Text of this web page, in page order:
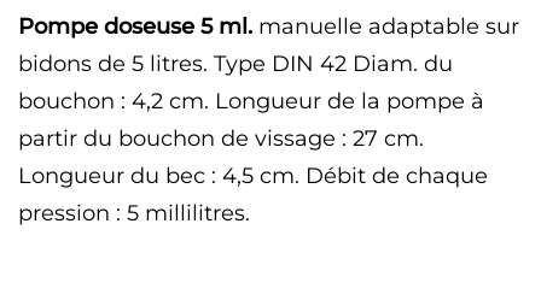
Pompe doseuse 5 ml. manuelle adaptable sur
bidons de 5 litres. Type DIN 42 Diam. du
bouchon : 4,2 cm. Longueur de la pompe à
partir du bouchon de vissage : 27 cm.
Longueur du bec : 4,5 cm. Débit de chaque
pression : 5 millilitres.